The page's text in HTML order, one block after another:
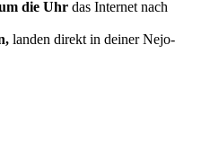
die Uhr das Internet nach
landen direkt in deiner Nejo-